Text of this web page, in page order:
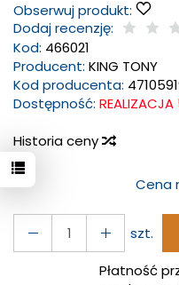
Obserwuj produkt:
Dodaj recenzję:
Kod: 466021
Producent: KING TONY
Kod producenta:
Dostępność:
Historia ceny
Cena
szt.
Płatność